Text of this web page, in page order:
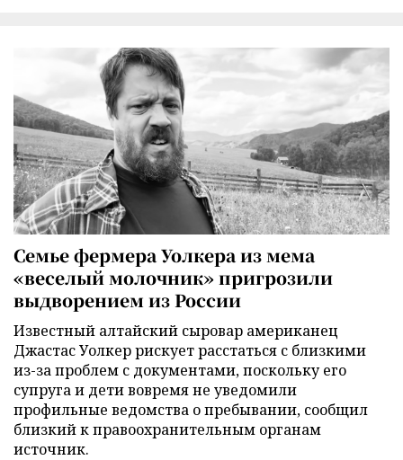
Семье фермера Уолкера из мема
«веселый молочник» пригрозили
выдворением из России
Известный алтайский сыровар американец
Джастас Уолкер рискует расстаться с близкими
из-за проблем с документами, поскольку его
супруга и дети вовремя не уведомили
профильные ведомства о пребывании, сообщил
близкий к правоохранительным органам
источник.